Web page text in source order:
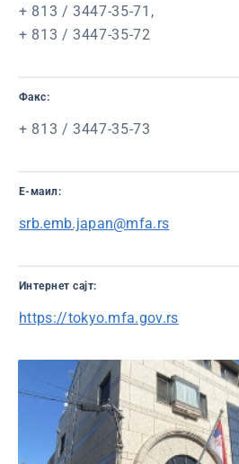
+ 813 / 3447-35-71,
+ 813 / 3447-35-72
Факс:
+ 813 / 3447-35-73
Е-маил:
srb.emb.japan@mfa.rs
Интернет сајт:
https://tokyo.mfa.gov.rs